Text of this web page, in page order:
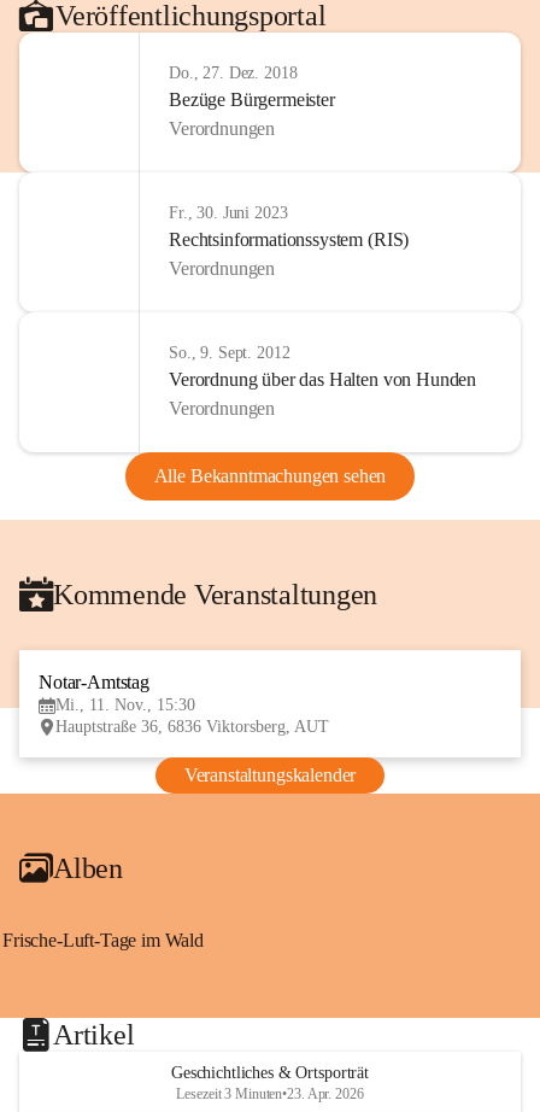
Veröffentlichungsportal
Do., 27. Dez. 2018
Bezüge Bürgermeister
Verordnungen
Fr., 30. Juni 2023
Rechtsinformationssystem (RIS)
Verordnungen
So., 9. Sept. 2012
Verordnung über das Halten von Hunden
Verordnungen
Alle Bekanntmachungen sehen
Kommende Veranstaltungen
Notar-Amtstag
Mi., 11. Nov., 15:30
Hauptstraße 36, 6836 Viktorsberg, AUT
Veranstaltungskalender
Alben
Frische-Luft-Tage im Wald
Artikel
Geschichtliches & Ortsporträt
Lesezeit 3 Minuten•23. Apr. 2026